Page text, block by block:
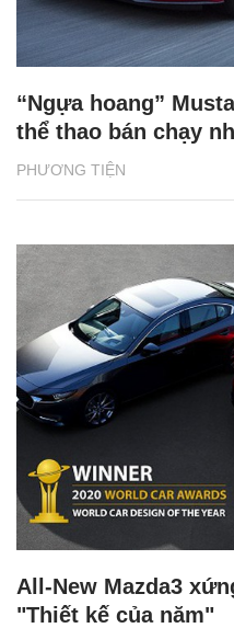
PHƯƠNG TIỆN
“Ngựa hoang”
thể thao bán chạy
All-New Mazda3
"Thiết kế của năm"